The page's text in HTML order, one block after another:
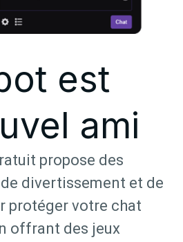
est
ami
propose des
divertissement et de
protéger votre chat
offrant des jeux